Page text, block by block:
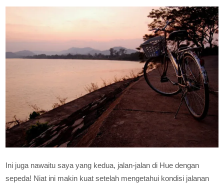
Ini juga nawaitu saya yang kedua, jalan-jalan di Hue dengan
sepeda! Niat ini makin kuat setelah mengetahui kondisi jalanan